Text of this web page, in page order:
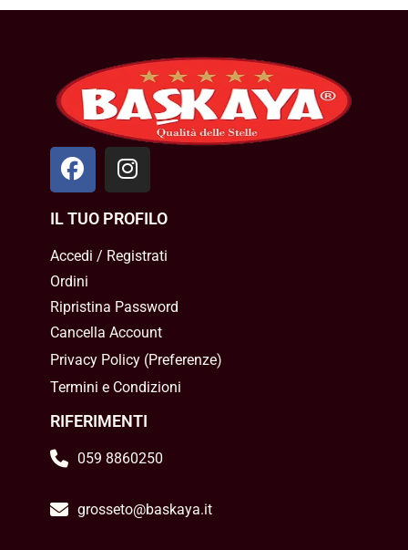
IL TUO PROFILO
Accedi / Registrati
Ordini
Ripristina Password
Cancella Account
Privacy Policy(Preferenze)
Termini e Condizioni
RIFERIMENTI
059 8860250
grosseto@baskaya.it